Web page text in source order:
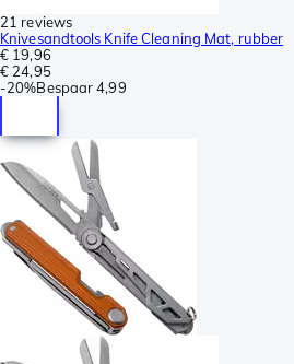
21 reviews
Knivesandtools Knife Cleaning Mat, rubber
€ 19,96
€ 24,95
-20%Bespaar 4,99